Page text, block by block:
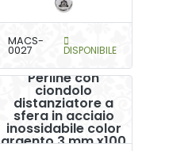
MACS-
0027 DISPONIBILE
Perline con
ciondolo
distanziatore a
sfera in acciaio
inossidabile color
argento 3 mm x100